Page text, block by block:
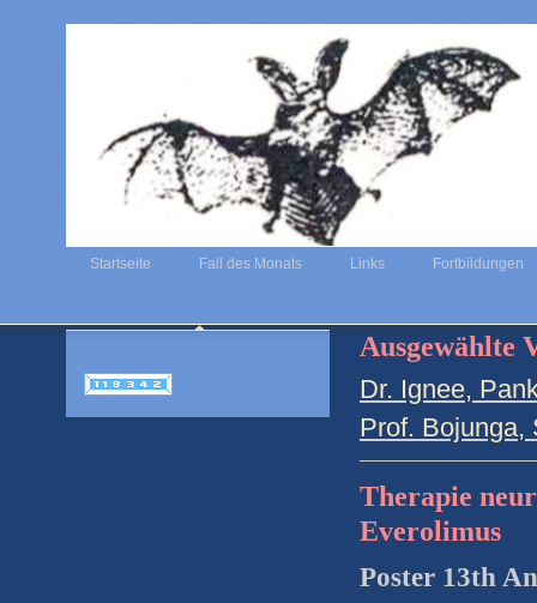
Startseite Fall des Monats Links Fortbildungen
Ausgewählte
Dr. Ignee,
Prof. Bojunga,
Therapie
Everolimus
Poster 13th